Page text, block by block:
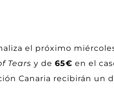
el próximo
Tears y de 65€ en el
Canaria recibirán un